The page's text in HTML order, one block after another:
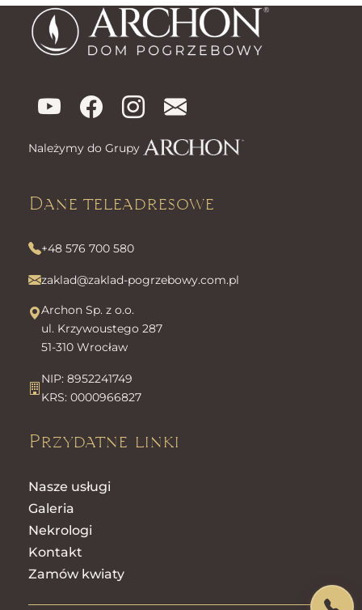
Należymy do Grupy
Dane teleadresowe
+48 576 700 580
zaklad@zaklad-pogrzebowy.com.pl
Archon Sp. z o.o.
ul. Krzywoustego 287
51-310 Wrocław
NIP: 8952241749
KRS: 0000966827
Przydatne linki
Nasze usługi
Galeria
Nekrologi
Kontakt
Zamów kwiaty